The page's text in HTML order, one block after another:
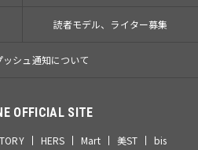
読者モデル、ライター募集
ッシュ通知について
OFFICIAL SITE
HERS Mart 美ST
bis